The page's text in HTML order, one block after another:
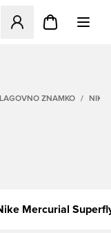
Modal za prijavo ali
ZNAMKO NIKE
Mercurial